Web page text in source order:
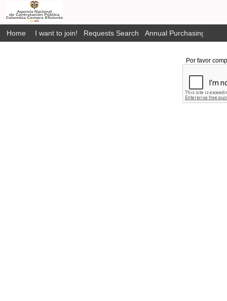
Home I want to join! Requests Search Annual Purchasing Plan
Por favor